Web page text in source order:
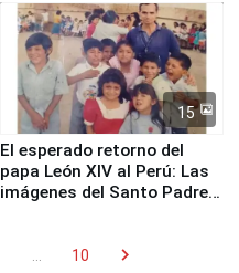
de Chile
15
El esperado retorno del
papa León XIV al Perú: Las
imágenes del Santo Padre
10 chevron_right